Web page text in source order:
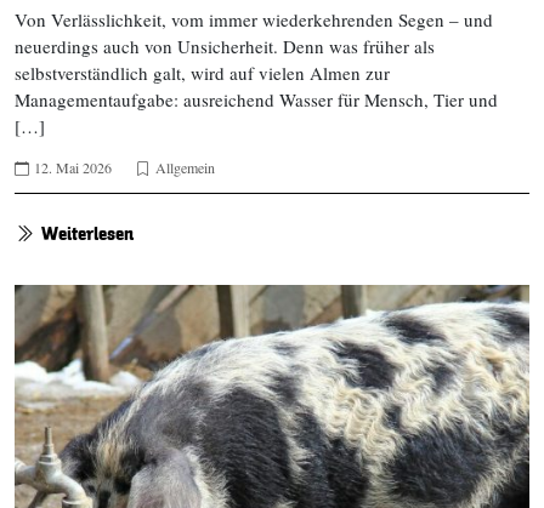
Von Verlässlichkeit, vom immer wiederkehrenden Segen – und
neuerdings auch von Unsicherheit. Denn was früher als
selbstverständlich galt, wird auf vielen Almen zur
Managementaufgabe: ausreichend Wasser für Mensch, Tier und
[…]
12. Mai 2026 Allgemein
Weiterlesen